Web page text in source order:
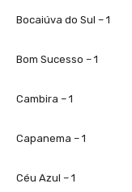
Bocaiúva do Sul – 1
Bom Sucesso – 1
Cambira – 1
Capanema – 1
Céu Azul – 1